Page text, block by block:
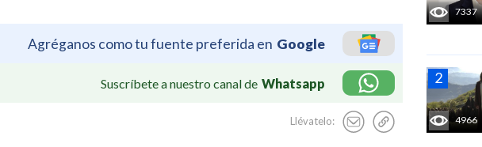
Agréganos como tu fuente preferida en Google
Suscríbete a nuestro canal de Whatsapp
Llévatelo:
7337
4966